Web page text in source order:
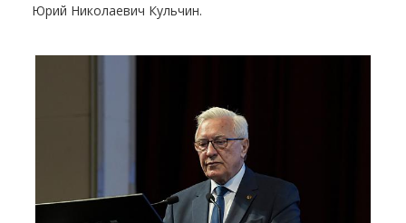
Юрий Николаевич Кульчин.